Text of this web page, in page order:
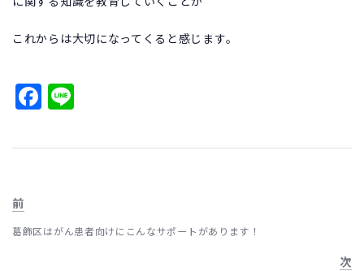
これからは大切になってくると感じます。
Facebook
前
葛飾区はがん患者向けにこんなサポートがあります！
次